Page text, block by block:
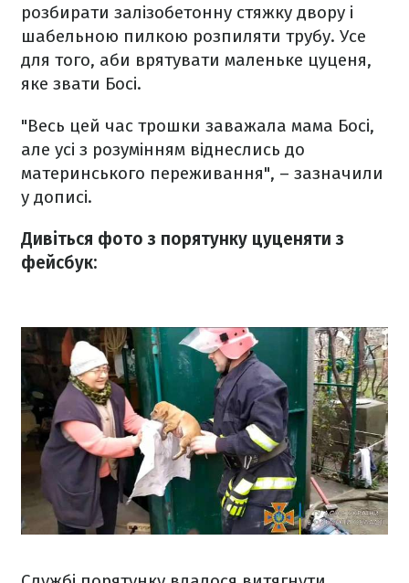
розбирати залізобетонну стяжку двору і
шабельною пилкою розпиляти трубу. Усе
для того, аби врятувати маленьке цуценя,
яке звати Босі.
"Весь цей час трошки заважала мама Босі,
але усі з розумінням віднеслись до
материнського переживання", – зазначили
у дописі.
Дивіться фото з порятунку цуценяти з
фейсбук: